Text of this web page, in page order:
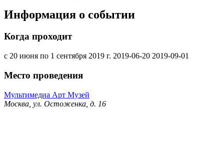
Информация о событии
Когда проходит
с 20 июня по 1 сентября 2019 г. 2019-06-20 2019-09-01
Место проведения
Мультимедиа Арт Музей
Москва, ул. Остоженка, д. 16